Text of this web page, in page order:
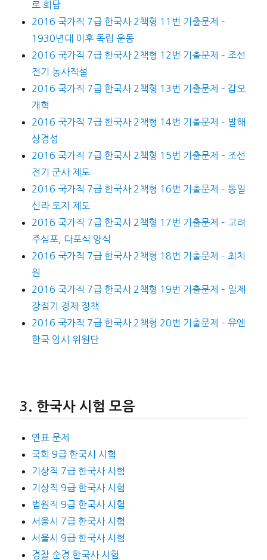
로 회담
2016 국가직 7급 한국사 2책형 11번 기출문제 –
1930년대 이후 독립 운동
2016 국가직 7급 한국사 2책형 12번 기출문제 – 조선
전기 농사직설
2016 국가직 7급 한국사 2책형 13번 기출문제 – 갑오
개혁
2016 국가직 7급 한국사 2책형 14번 기출문제 – 발해
상경성
2016 국가직 7급 한국사 2책형 15번 기출문제 – 조선
전기 군사 제도
2016 국가직 7급 한국사 2책형 16번 기출문제 – 통일
신라 토지 제도
2016 국가직 7급 한국사 2책형 17번 기출문제 – 고려
주심포, 다포식 양식
2016 국가직 7급 한국사 2책형 18번 기출문제 – 최치
원
2016 국가직 7급 한국사 2책형 19번 기출문제 – 일제
강점기 경제 정책
2016 국가직 7급 한국사 2책형 20번 기출문제 – 유엔
한국 임시 위원단
한국사 시험 모음
연표 문제
국회 9급 한국사 시험
기상직 7급 한국사 시험
기상직 9급 한국사 시험
법원직 9급 한국사 시험
서울시 7급 한국사 시험
서울시 9급 한국사 시험
경찰 순경 한국사 시험